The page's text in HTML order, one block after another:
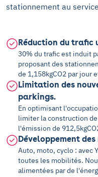
stationnement au
Réduction du trafic
30% du trafic est induit
proposant des
de 1,158kgCO2 par jour
Limitation des
parkings.
En optimisant
limiter la construction
l'émission de
Développement
Auto, moto, cyclo : avec
toutes les mobilités.
alimentées par de